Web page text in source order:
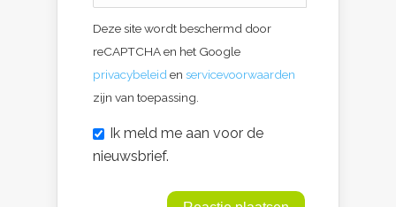
Deze site wordt beschermd door
reCAPTCHA en het Google
privacybeleid en servicevoorwaarden
zijn van toepassing.
Ik meld me aan voor de
nieuwsbrief.